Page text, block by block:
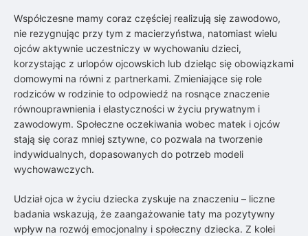
Współczesne mamy coraz częściej realizują się zawodowo,
nie rezygnując przy tym z macierzyństwa, natomiast wielu
ojców aktywnie uczestniczy w wychowaniu dzieci,
korzystając z urlopów ojcowskich lub dzieląc się obowiązkami
domowymi na równi z partnerkami. Zmieniające się role
rodziców w rodzinie to odpowiedź na rosnące znaczenie
równouprawnienia i elastyczności w życiu prywatnym i
zawodowym. Społeczne oczekiwania wobec matek i ojców
stają się coraz mniej sztywne, co pozwala na tworzenie
indywidualnych, dopasowanych do potrzeb modeli
wychowawczych.
Udział ojca w życiu dziecka zyskuje na znaczeniu – liczne
badania wskazują, że zaangażowanie taty ma pozytywny
wpływ na rozwój emocjonalny i społeczny dziecka. Z kolei